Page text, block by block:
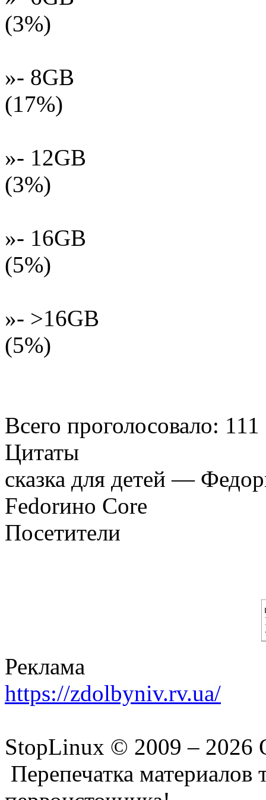
(3%)
»- 8GB
(17%)
»- 12GB
(3%)
»- 16GB
(5%)
»- >16GB
(5%)
Всего проголосовало: 111
Цитаты
сказка для детей —
Fedorино Core
Посетители
Реклама
https://zdolbyniv.rv.ua/
StopLinux © 2009 – 2026
Перепечатка материалов